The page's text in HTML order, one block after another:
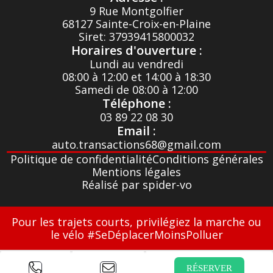
Poches aumônières à l'arrière des sièges avant
Poignées de portes couleur carrosserie
Poignées de portes intérieures chromées
Poignées de tirage portes avant Gris Platine
Pré-équipement audio
Prise 12V avant et arrière
Projecteurs antibrouillard
Protecteur seuil de porte avant
Régulateur et limiteur de vitesse
Rétroviseurs extérieurs électriques et dégivrants
Siège conducteur réglable en hauteur
Système de contrôle de trajectoire (ESC) avec fonction antipatinage (ASR)
Système de détection de la pression des pneus
Système de fixation Isofix pour siège enfant aux places latérales arrière
Système Stop & Start
Télécommande à radiofréquences
Volant réglable en hauteur
9 Rue Montgolfier
68127 Sainte-Croix-en-Plaine
Siret: 37939415800032
Horaires d'ouverture :
Lundi au vendredi
08:00 à 12:00 et 14:00 à 18:30
Samedi de 08:00 à 12:00
Téléphone :
03 89 22 08 30
Email :
auto.transactions68@gmail.com
Politique de confidentialitéConditions générales
Mentions légales
Réalisé par spider-vo
Pour les trajets courts, privilégiez la marche ou
le vélo #SeDéplacerMoinsPolluer
RÉSERVER